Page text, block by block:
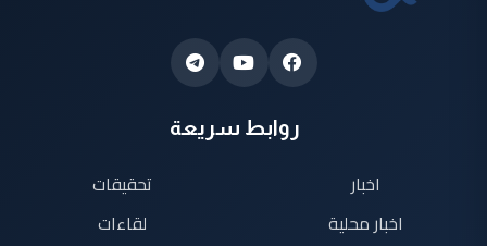
روابط سريعة
اخبار
اخبار محلية
تحقيقات
لقاءات